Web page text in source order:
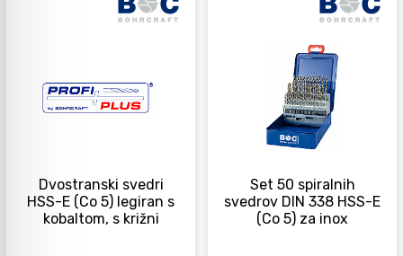
Dvostranski svedri
HSS-E (Co 5) legiran s
kobaltom, s križni
Set 50 spiralnih
svedrov DIN 338 HSS-E
(Co 5) za inox
Tesarsko orodje
Dom in vrt
Neiskreče orodje